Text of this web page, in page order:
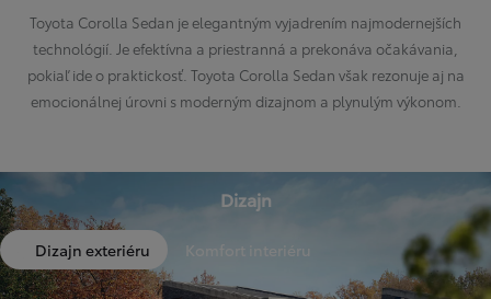
Toyota Corolla Sedan je elegantným vyjadrením najmodernejších
technológií. Je efektívna a priestranná a prekonáva očakávania,
pokiaľ ide o praktickosť. Toyota Corolla Sedan však rezonuje aj na
emocionálnej úrovni s moderným dizajnom a plynulým výkonom.
Dizajn
Dizajn exteriéru Komfort interiéru